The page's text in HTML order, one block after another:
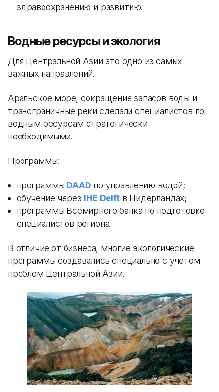
здравоохранению и развитию.
Водные ресурсы и экология
Для Центральной Азии это одно из самых
важных направлений.
Аральское море, сокращение запасов воды и
трансграничные реки сделали специалистов по
водным ресурсам стратегически
необходимыми.
Программы:
программы DAAD по управлению водой;
обучение через IHE Delftв Нидерландах;
программы Всемирного банка по подготовке
специалистов региона.
В отличие от бизнеса, многие экологические
программы создавались специально с учетом
проблем Центральной Азии.